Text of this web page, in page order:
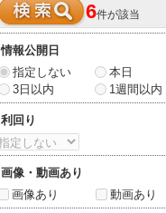
6件が該当
情報公開日
指定しない
本日
3日以内
1週間以内
利回り
画像・動画あり
画像あり
動画あり